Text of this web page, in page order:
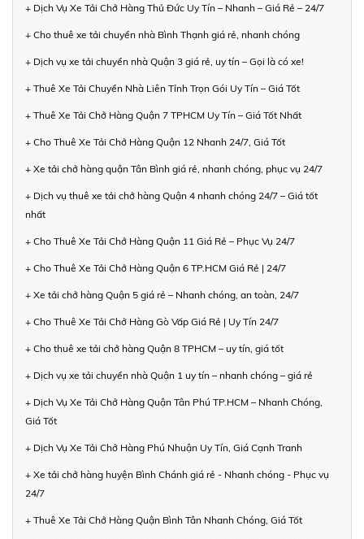
+ Dịch Vụ Xe Tải Chở Hàng Thủ Đức Uy Tín – Nhanh – Giá Rẻ – 24/7
+ Cho thuê xe tải chuyển nhà Bình Thạnh giá rẻ, nhanh chóng
+ Dịch vụ xe tải chuyển nhà Quận 3 giá rẻ, uy tín – Gọi là có xe!
+ Thuê Xe Tải Chuyển Nhà Liên Tỉnh Trọn Gói Uy Tín – Giá Tốt
+ Thuê Xe Tải Chở Hàng Quận 7 TPHCM Uy Tín – Giá Tốt Nhất
+ Cho Thuê Xe Tải Chở Hàng Quận 12 Nhanh 24/7, Giá Tốt
+ Xe tải chở hàng quận Tân Bình giá rẻ, nhanh chóng, phục vụ 24/7
+ Dịch vụ thuê xe tải chở hàng Quận 4 nhanh chóng 24/7 – Giá tốt
nhất
+ Cho Thuê Xe Tải Chở Hàng Quận 11 Giá Rẻ – Phục Vụ 24/7
+ Cho Thuê Xe Tải Chở Hàng Quận 6 TP.HCM Giá Rẻ | 24/7
+ Xe tải chở hàng Quận 5 giá rẻ – Nhanh chóng, an toàn, 24/7
+ Cho Thuê Xe Tải Chở Hàng Gò Vấp Giá Rẻ | Uy Tín 24/7
+ Cho thuê xe tải chở hàng Quận 8 TPHCM – uy tín, giá tốt
+ Dịch vụ xe tải chuyển nhà Quận 1 uy tín – nhanh chóng – giá rẻ
+ Dịch Vụ Xe Tải Chở Hàng Quận Tân Phú TP.HCM – Nhanh Chóng,
Giá Tốt
+ Dịch Vụ Xe Tải Chở Hàng Phú Nhuận Uy Tín, Giá Cạnh Tranh
+ Xe tải chở hàng huyện Bình Chánh giá rẻ - Nhanh chóng - Phục vụ
24/7
+ Thuê Xe Tải Chở Hàng Quận Bình Tân Nhanh Chóng, Giá Tốt